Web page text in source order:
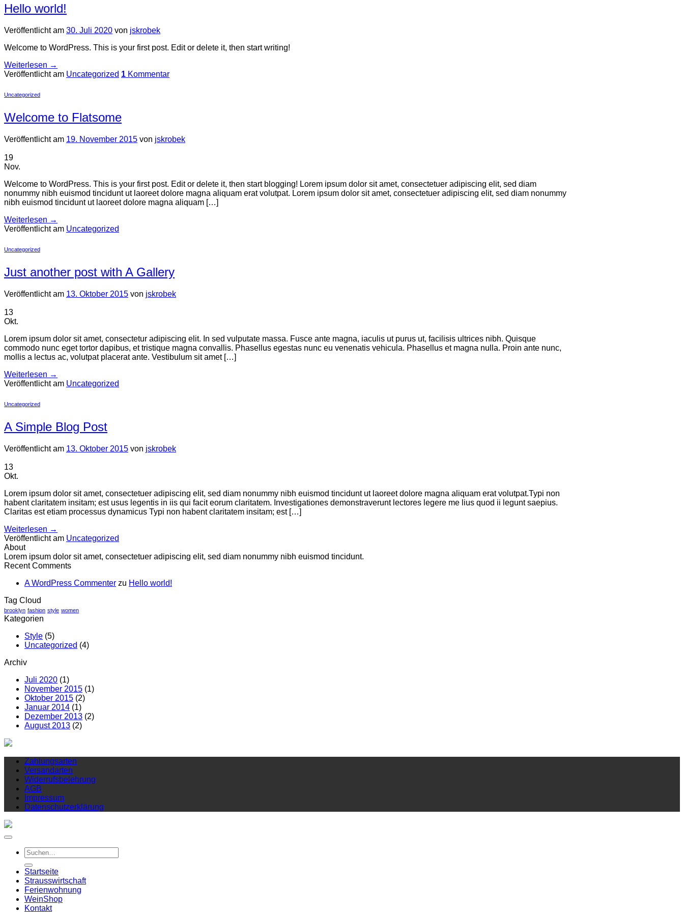
Hello world!
Veröffentlicht am 30. Juli 2020 von jskrobek
Welcome to WordPress. This is your first post. Edit or delete it, then start writing!
Weiterlesen →
Veröffentlicht am Uncategorized 1 Kommentar
Uncategorized
Welcome to Flatsome
Veröffentlicht am 19. November 2015 von jskrobek
19
Nov.
Welcome to WordPress. This is your first post. Edit or delete it, then start blogging! Lorem ipsum dolor sit amet, consectetuer adipiscing elit, sed diam
nonummy nibh euismod tincidunt ut laoreet dolore magna aliquam erat volutpat. Lorem ipsum dolor sit amet, consectetuer adipiscing elit, sed diam nonummy
nibh euismod tincidunt ut laoreet dolore magna aliquam […]
Weiterlesen →
Veröffentlicht am Uncategorized
Uncategorized
Just another post with A Gallery
Veröffentlicht am 13. Oktober 2015 von jskrobek
13
Okt.
Lorem ipsum dolor sit amet, consectetur adipiscing elit. In sed vulputate massa. Fusce ante magna, iaculis ut purus ut, facilisis ultrices nibh. Quisque
commodo nunc eget tortor dapibus, et tristique magna convallis. Phasellus egestas nunc eu venenatis vehicula. Phasellus et magna nulla. Proin ante nunc,
mollis a lectus ac, volutpat placerat ante. Vestibulum sit amet […]
Weiterlesen →
Veröffentlicht am Uncategorized
Uncategorized
A Simple Blog Post
Veröffentlicht am 13. Oktober 2015 von jskrobek
13
Okt.
Lorem ipsum dolor sit amet, consectetuer adipiscing elit, sed diam nonummy nibh euismod tincidunt ut laoreet dolore magna aliquam erat volutpat.Typi non
habent claritatem insitam; est usus legentis in iis qui facit eorum claritatem. Investigationes demonstraverunt lectores legere me lius quod ii legunt saepius.
Claritas est etiam processus dynamicus Typi non habent claritatem insitam; est […]
Weiterlesen →
Veröffentlicht am Uncategorized
About
Lorem ipsum dolor sit amet, consectetuer adipiscing elit, sed diam nonummy nibh euismod tincidunt.
Recent Comments
A WordPress Commenter zu Hello world!
Tag Cloud
brooklyn fashion style women
Kategorien
Style (5)
Uncategorized (4)
Archiv
Juli 2020 (1)
November 2015 (1)
Oktober 2015 (2)
Januar 2014 (1)
Dezember 2013 (2)
August 2013 (2)
Zahlungsarten
Versandarten
Widerrufsbelehrung
AGB
Impressum
Datenschutzerklärung
Suchen
nach:
Startseite
Strausswirtschaft
Ferienwohnung
WeinShop
Kontakt